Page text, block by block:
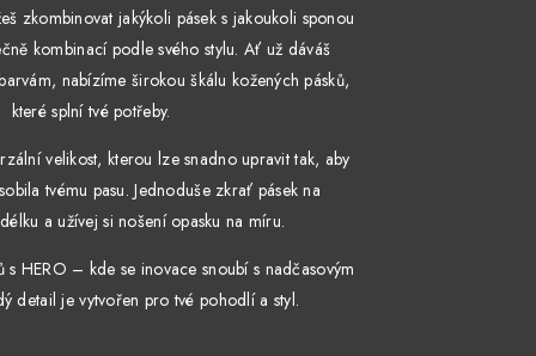
zkombinovat jakýkoli pásek s jakoukoli sponou
kombinací podle svého stylu. Ať už dáváš
nabízíme širokou škálu kožených pásků,
které splní tvé potřeby.
velikost, kterou lze snadno upravit tak, aby
tvému pasu. Jednoduše zkrať pásek na
a užívej si nošení opasku na míru.
s HERO – kde se inovace snoubí s nadčasovým
detail je vytvořen pro tvé pohodlí a styl.